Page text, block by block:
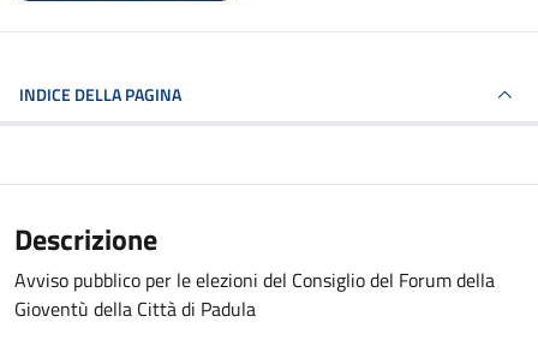
INDICE DELLA PAGINA
Descrizione
Avviso pubblico per le elezioni del Consiglio del Forum della
Gioventù della Città di Padula